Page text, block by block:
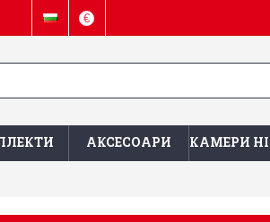
€
АКСЕСОАРИ КАМЕРИ